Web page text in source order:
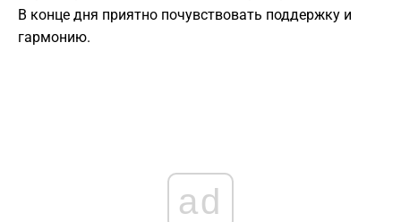
В конце дня приятно почувствовать поддержку и
гармонию.
ad